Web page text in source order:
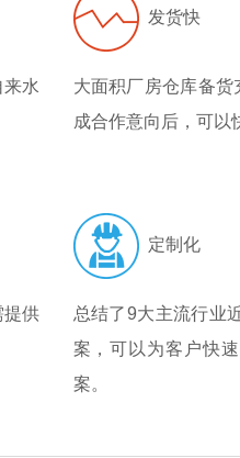
水
发货快
大面积厂房仓库备
成合作意向后，可以
提供
定制化
总结了9大主流行业
案，可以为客户快
案。